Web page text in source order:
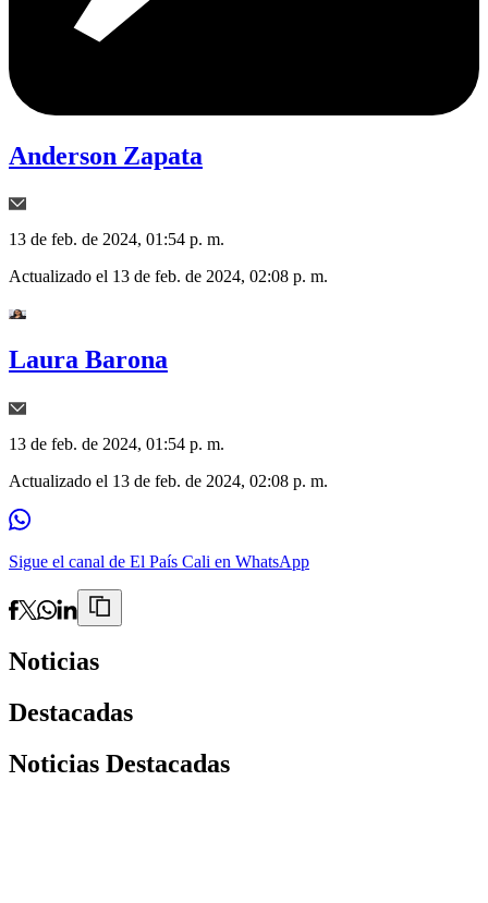
Anderson Zapata
13 de feb. de 2024, 01:54 p. m.
Actualizado el 13 de feb. de 2024, 02:08 p. m.
Laura Barona
13 de feb. de 2024, 01:54 p. m.
Actualizado el 13 de feb. de 2024, 02:08 p. m.
Sigue el canal de El País Cali en WhatsApp
Noticias
Destacadas
Noticias Destacadas